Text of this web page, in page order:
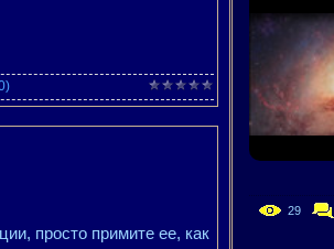
просто примите ее, как
29